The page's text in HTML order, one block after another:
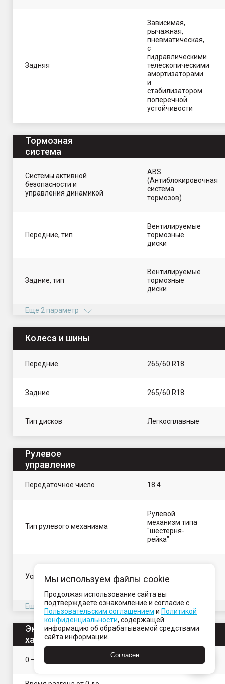
Задняя
Зависимая,
рычажная,
пневматическая,
с
гидравлическими
телескопическими
амортизаторами
и
стабилизатором
поперечной
устойчивости
Тормозная
система
Системы активной
безопасности и
управления динамикой
ABS
(Антиблокировочная
система
тормозов)
Передние, тип
Вентилируемые
тормозные
диски
Задние, тип
Вентилируемые
тормозные
диски
Еще 2 параметр
Колеса и шины
Передние 265/60 R18
Задние 265/60 R18
Тип дисков Легкосплавные
Рулевое
управление
Передаточное число 18.4
Тип рулевого механизма
Рулевой
механизм типа
"шестерня-
рейка"
Усилитель руля
(гидроусилитель
руля)
Еще 2 параметр
Эксплуатационные
характеристики
0 – 400 м, сек
Мы используем файлы cookie
Продолжая использование сайта вы
подтверждаете ознакомление и согласие с
Пользовательским соглашением и Политикой
конфиденциальности, содержащей
информацию об обрабатываемой средствами
сайта информации.
Согласен